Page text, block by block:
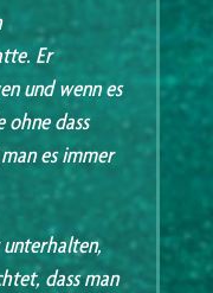
Er
und wenn es
ohne dass
es immer
dass man